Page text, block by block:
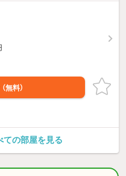
（無料）
ての部屋を見る